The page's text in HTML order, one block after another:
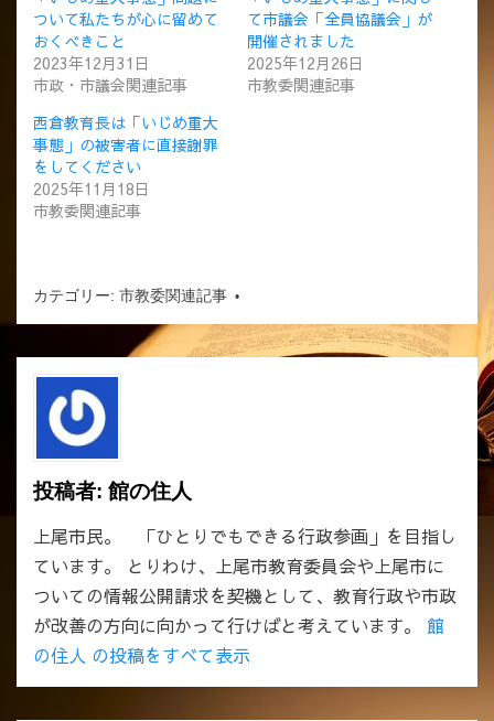
ついて私たちが心に留めて
おくべきこと
2023年12月31日
市政・市議会関連記事
て市議会「全員協議会」が
開催されました
2025年12月26日
市教委関連記事
西倉教育長は「いじめ重大
事態」の被害者に直接謝罪
をしてください
2025年11月18日
市教委関連記事
カテゴリー: 市教委関連記事
投稿者: 館の住人
上尾市民。 「ひとりでもできる行政参画」を目指し
ています。 とりわけ、上尾市教育委員会や上尾市に
ついての情報公開請求を契機として、教育行政や市政
が改善の方向に向かって行けばと考えています。 館
の住人 の投稿をすべて表示